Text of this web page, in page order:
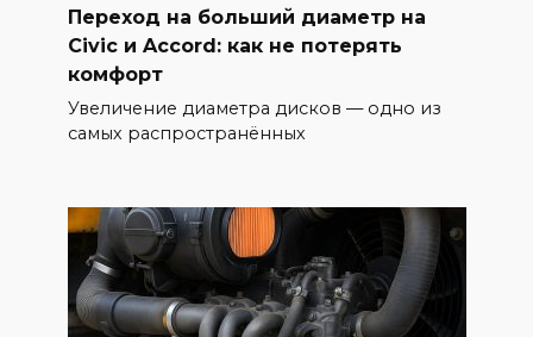
Переход на больший диаметр на
Civic и Accord: как не потерять
комфорт
Увеличение диаметра дисков — одно из
самых распространённых